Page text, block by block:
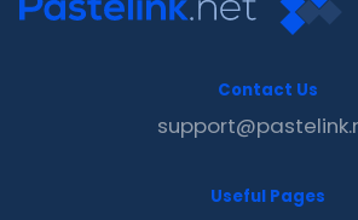
Contact Us
Useful Pages